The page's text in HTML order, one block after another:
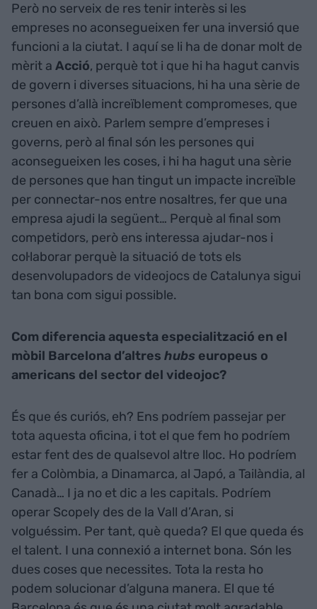
Però no serveix de res tenir interès si les
empreses no aconsegueixen fer una inversió que
funcioni a la ciutat. I aquí se li ha de donar molt de
mèrit a Acció, perquè tot i que hi ha hagut canvis
de govern i diverses situacions, hi ha una sèrie de
persones d’allà increïblement compromeses, que
creuen en això. Parlem sempre d’empreses i
governs, però al final són les persones qui
aconsegueixen les coses, i hi ha hagut una sèrie
de persones que han tingut un impacte increïble
per connectar-nos entre nosaltres, fer que una
empresa ajudi la següent… Perquè al final som
competidors, però ens interessa ajudar-nos i
col·laborar perquè la situació de tots els
desenvolupadors de videojocs de Catalunya sigui
tan bona com sigui possible.
Com diferencia aquesta especialització en el
mòbil Barcelona d’altres hubs europeus o
americans del sector del videojoc?
És que és curiós, eh? Ens podríem passejar per
tota aquesta oficina, i tot el que fem ho podríem
estar fent des de qualsevol altre lloc. Ho podríem
fer a Colòmbia, a Dinamarca, al Japó, a Tailàndia, al
Canadà… I ja no et dic a les capitals. Podríem
operar Scopely des de la Vall d’Aran, si
volguéssim. Per tant, què queda? El que queda és
el talent. I una connexió a internet bona. Són les
dues coses que necessites. Tota la resta ho
podem solucionar d’alguna manera. El que té